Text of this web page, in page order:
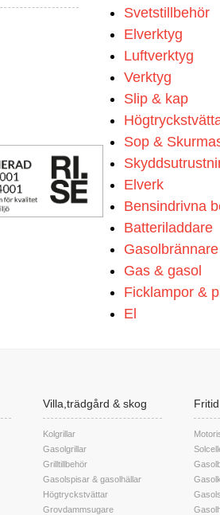
Svetstillbehör
Elverktyg
Luftverktyg
Verktyg
Slip & kap
Sop &
Elverk
Bensindrivna
Batteriladdare
Gasolbrännare
Gas & gasol
Ficklampor &
El
Villa,trädgård & skog
Kolgrillar
Gasolgrillar
Grilltillbehör
Gasolspisar & gasolhällar
Högtryckstvättar
Grovdammsugare